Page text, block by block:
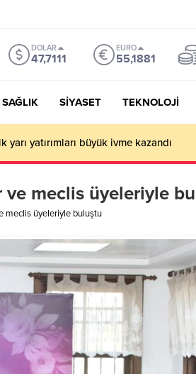
DOLAR
47,7111
EURO
55,1881
SAĞLIK SİYASET TEKNOLOJİ
satışında rekor: 18 bin
ve meclis üyeleriyle
meclis üyeleriyle buluştu